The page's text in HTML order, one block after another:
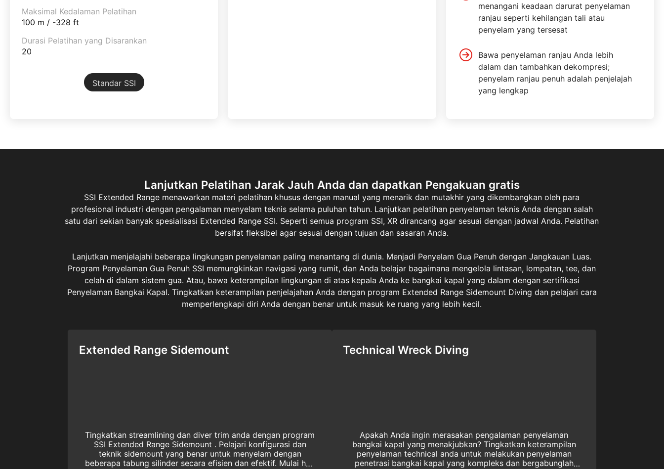
Maksimal Kedalaman Pelatihan
100 m / -328 ft
Durasi Pelatihan yang Disarankan
20
Standar SSI
menangani keadaan darurat penyelaman
ranjau seperti kehilangan tali atau
penyelam yang tersesat
Bawa penyelaman ranjau Anda lebih
dalam dan tambahkan dekompresi;
penyelam ranjau penuh adalah penjelajah
yang lengkap
Lanjutkan Pelatihan Jarak Jauh Anda dan dapatkan Pengakuan gratis
SSI Extended Range menawarkan materi pelatihan khusus dengan manual yang menarik dan mutakhir yang dikembangkan oleh para
profesional industri dengan pengalaman menyelam teknis selama puluhan tahun. Lanjutkan pelatihan penyelaman teknis Anda dengan salah
satu dari sekian banyak spesialisasi Extended Range SSI. Seperti semua program SSI, XR dirancang agar sesuai dengan jadwal Anda. Pelatihan
bersifat fleksibel agar sesuai dengan tujuan dan sasaran Anda.
Lanjutkan menjelajahi beberapa lingkungan penyelaman paling menantang di dunia. Menjadi Penyelam Gua Penuh dengan Jangkauan Luas.
Program Penyelaman Gua Penuh SSI memungkinkan navigasi yang rumit, dan Anda belajar bagaimana mengelola lintasan, lompatan, tee, dan
celah di dalam sistem gua. Atau, bawa keterampilan lingkungan di atas kepala Anda ke bangkai kapal yang dalam dengan sertifikasi
Penyelaman Bangkai Kapal. Tingkatkan keterampilan penjelajahan Anda dengan program Extended Range Sidemount Diving dan pelajari cara
memperlengkapi diri Anda dengan benar untuk masuk ke ruang yang lebih kecil.
Extended Range Sidemount
Tingkatkan streamlining dan diver trim anda dengan program
SSI Extended Range Sidemount . Pelajari konfigurasi dan
teknik sidemount yang benar untuk menyelam dengan
beberapa tabung silinder secara efisien dan efektif. Mulai hari
Technical Wreck Diving
Apakah Anda ingin merasakan pengalaman penyelaman
bangkai kapal yang menakjubkan? Tingkatkan keterampilan
penyelaman technical anda untuk melakukan penyelaman
penetrasi bangkai kapal yang kompleks dan bergabunglah